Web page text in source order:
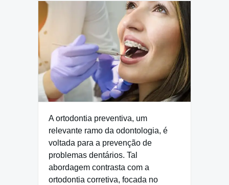
A ortodontia preventiva, um
relevante ramo da odontologia, é
voltada para a prevenção de
problemas dentários. Tal
abordagem contrasta com a
ortodontia corretiva, focada no